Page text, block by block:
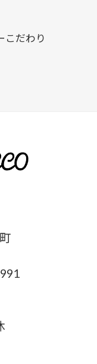
こだわり